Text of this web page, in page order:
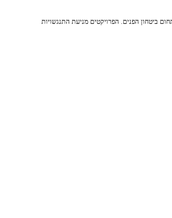
ביטחון הפנים. הפרויקטים מניעת התנגשויות